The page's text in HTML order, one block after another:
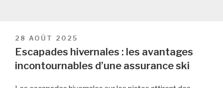
PUBLIÉ
LE
28 AOÛT 2025
Escapades hivernales : les avantages
incontournables d’une assurance ski